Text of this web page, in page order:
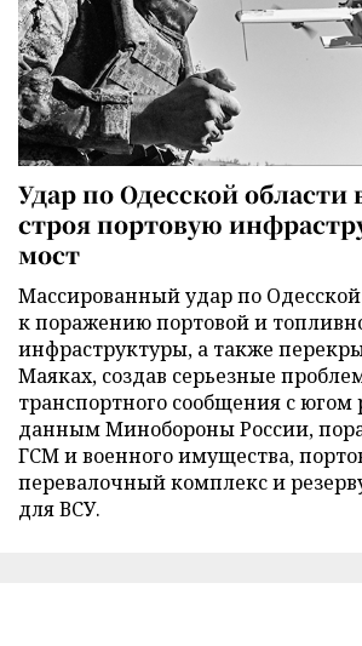
Удар по Одесской области
строя портовую
мост
Массированный удар по
к поражению портовой и
инфраструктуры, а также
Маяках, создав серьезные
транспортного сообщения с югом
данным Минобороны России,
ГСМ и военного имущества,
перевалочный комплекс и
для ВСУ.